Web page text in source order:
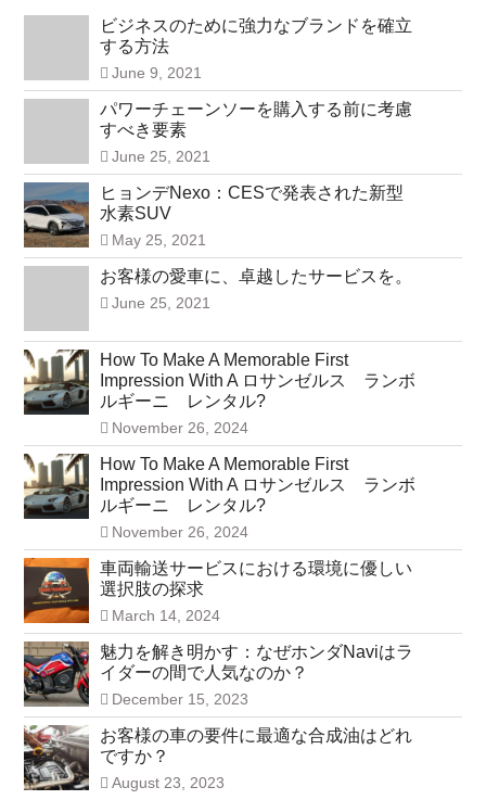
ビジネスのために強力なブランドを確立
する方法
June 9, 2021
パワーチェーンソーを購入する前に考慮
すべき要素
June 25, 2021
ヒョンデNexo：CESで発表された新型
水素SUV
May 25, 2021
お客様の愛車に、卓越したサービスを。
June 25, 2021
How To Make A Memorable First
Impression With A ロサンゼルス ランボ
ルギーニ レンタル?
November 26, 2024
How To Make A Memorable First
Impression With A ロサンゼルス ランボ
ルギーニ レンタル?
November 26, 2024
車両輸送サービスにおける環境に優しい
選択肢の探求
March 14, 2024
魅力を解き明かす：なぜホンダNaviはラ
イダーの間で人気なのか？
December 15, 2023
お客様の車の要件に最適な合成油はどれ
ですか？
August 23, 2023